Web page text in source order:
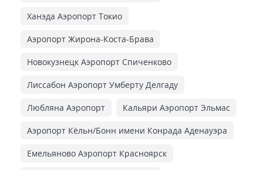
Ханэда Аэропорт Токио
Аэропорт Жирона-Коста-Брава
Новокузнецк Аэропорт Спиченково
Лиссабон Аэропорт Умберту Делгаду
Любляна Аэропорт Кальяри Аэропорт Эльмас
Аэропорт Кёльн/Бонн имени Конрада Аденауэра
Емельяново Аэропорт Красноярск